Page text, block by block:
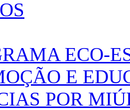
ECO-
E
POR